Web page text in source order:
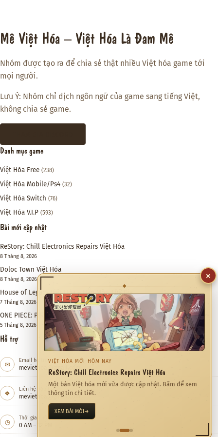
Mê Việt Hóa – Việt Hóa Là Đam Mê
Nhóm được tạo ra để chia sẻ thật nhiều Việt hóa game tới
mọi người.
Lưu Ý: Nhóm chỉ dịch ngôn ngữ của game sang tiếng Việt,
không chia sẻ game.
Danh mục game
Việt Hóa Free (238)
Việt Hóa Mobile/Ps4 (32)
Việt Hóa Switch (76)
Việt Hóa V.I.P (593)
Bài mới cập nhật
ReStory: Chill Electronics Repairs Việt Hóa
8 Tháng 8, 2026
Doloc Town Việt Hóa
8 Tháng 8, 2026
House of Legacy Việt Hóa – Hào Môn Thế Gia
7 Tháng 8, 2026
ONE PIECE: PIRATE WARRIORS 4 Việt Hóa
5 Tháng 8, 2026
Hỗ trợ
✉ Email hỗ trợ
meviethoa@gmail.com
❖ Liên hệ hợp tác
meviethoa@gmail.com
◷ Thời gian hỗ trợ
0 AM – 12 PM
×
◆
CỘNG ĐỒNG ĐANG QUAN TÂM
Quỷ Cốc Bát Hoang Việt Hóa
Việt hóa Game đang được xem nhiều trong tháng này.
KHÁM PHÁ NGAY